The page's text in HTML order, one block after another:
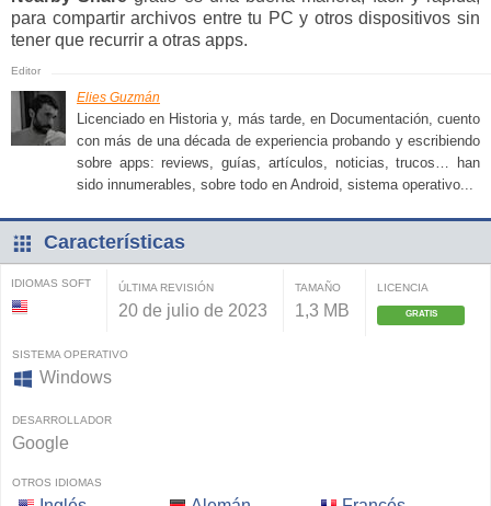
para compartir archivos entre tu PC y otros dispositivos sin
tener que recurrir a otras apps.
Elies Guzmán
Licenciado en Historia y, más tarde, en Documentación, cuento
con más de una década de experiencia probando y escribiendo
sobre apps: reviews, guías, artículos, noticias, trucos… han
sido innumerables, sobre todo en Android, sistema operativo...
Características
IDIOMAS SOFT ÚLTIMA REVISIÓN
20 de julio de 2023
TAMAÑO
1,3 MB
LICENCIA
GRATIS
SISTEMA OPERATIVO
Windows
DESARROLLADOR
Google
OTROS IDIOMAS